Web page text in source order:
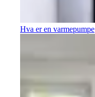
Hva er en varmepumpe